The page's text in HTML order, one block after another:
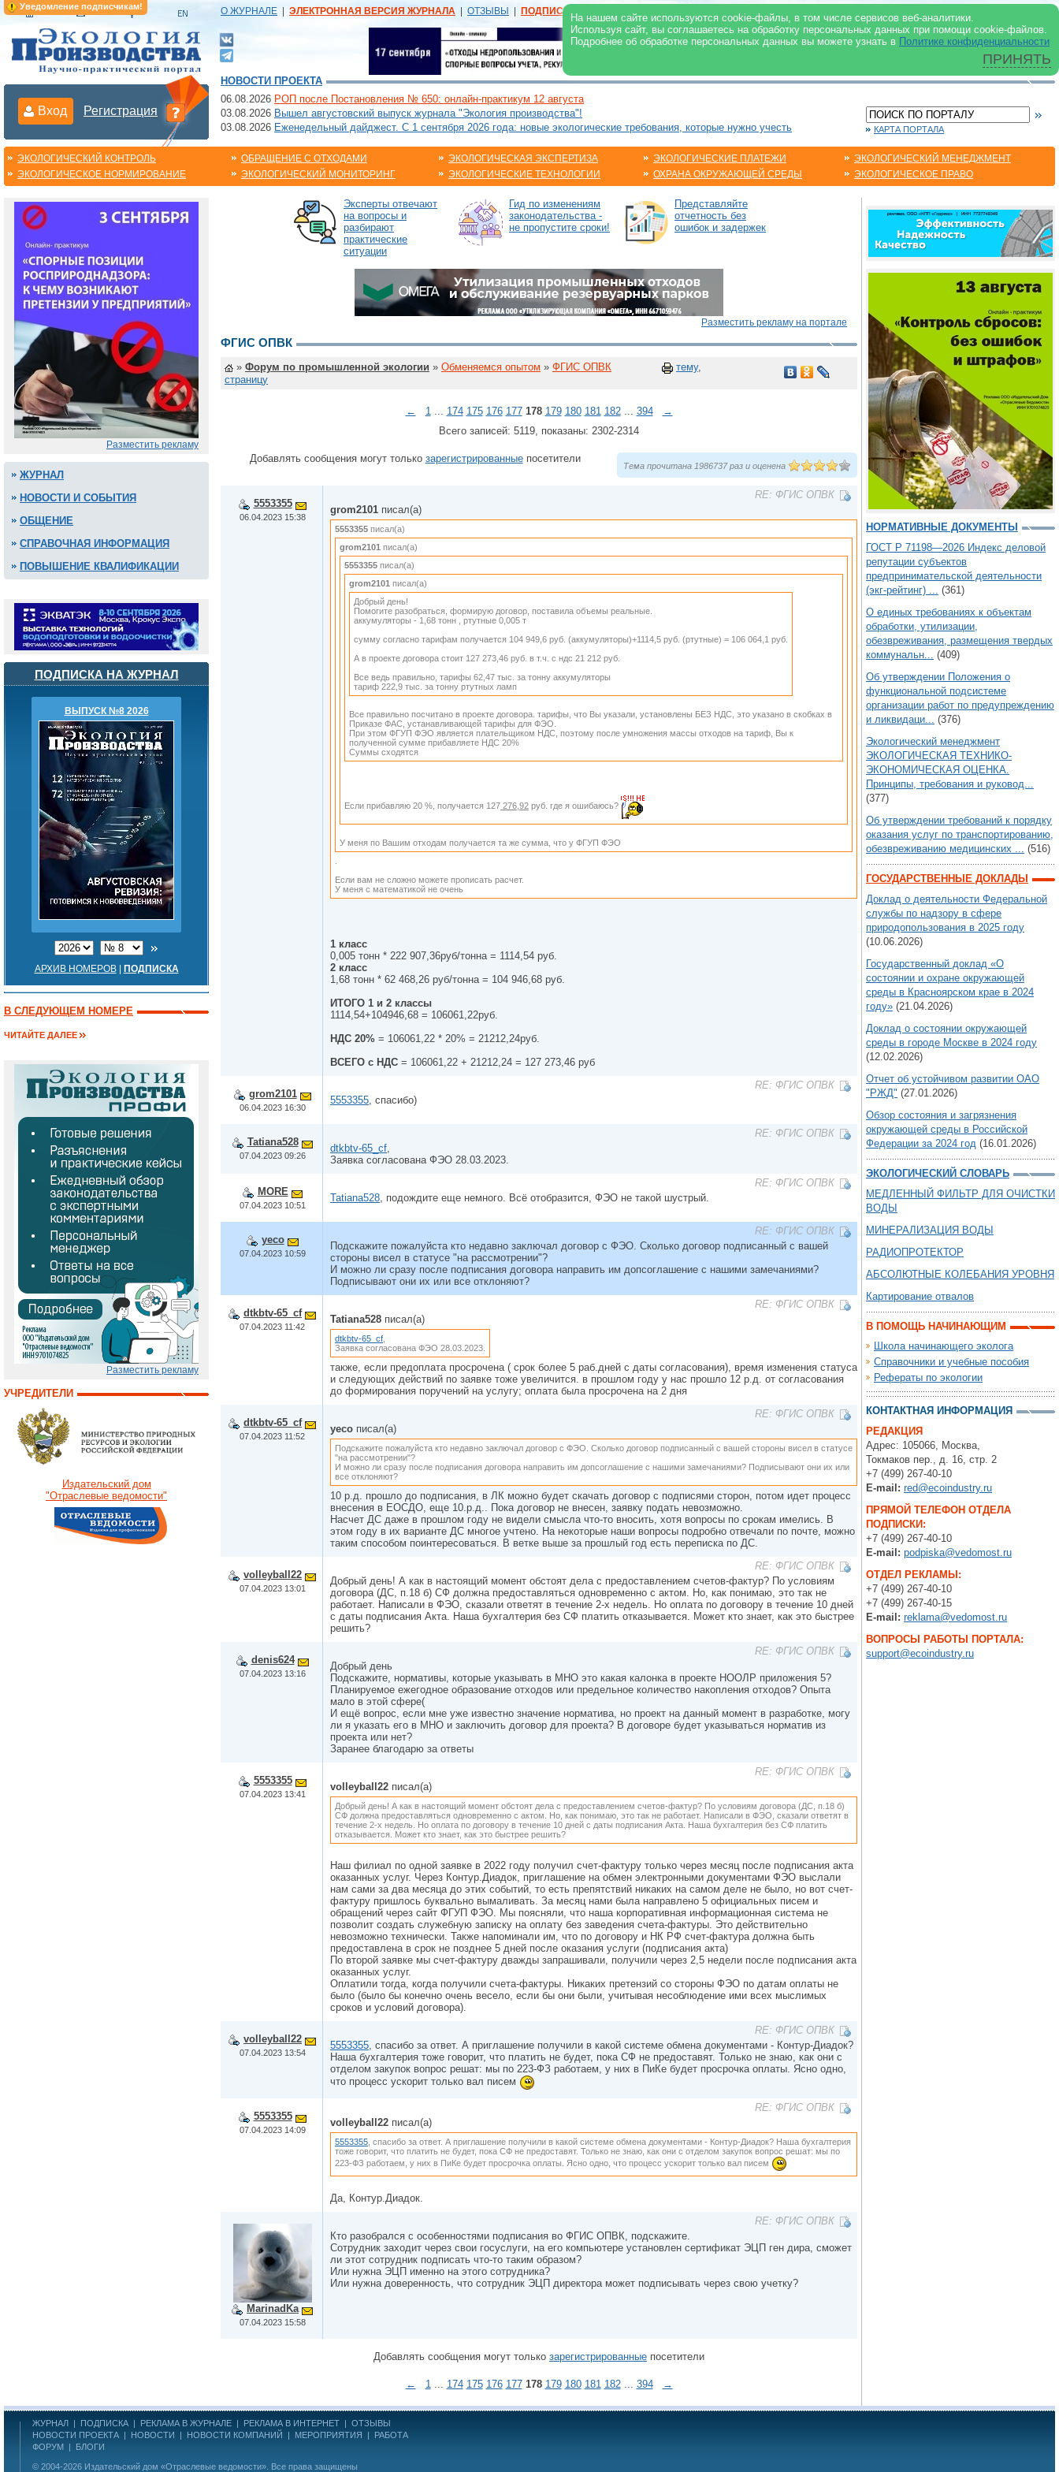
Уведомление подписчикам!
На нашем сайте используются cookie-файлы, в том числе сервисов веб-аналитики.
Используя сайт, вы соглашаетесь на обработку персональных данных при помощи cookie-файлов.
Подробнее об обработке персональных данных вы можете узнать в Политике конфиденциальности
ПРИНЯТЬ
О ЖУРНАЛЕ ЭЛЕКТРОННАЯ ВЕРСИЯ ЖУРНАЛА ОТЗЫВЫ ПОДПИСКА | В ЖУРНАЛЕ В ИНТЕРНЕТ
Вход Регистрация
НОВОСТИ ПРОЕКТА
06.08.2026 РОП после Постановления № 650: онлайн-практикум 12 августа
03.08.2026 Вышел августовский выпуск журнала "Экология производства"!
03.08.2026 Еженедельный дайджест. С 1 сентября 2026 года: новые экологические требования, которые нужно учесть КАРТА ПОРТАЛА
ЭКОЛОГИЧЕСКИЙ КОНТРОЛЬ
ЭКОЛОГИЧЕСКОЕ НОРМИРОВАНИЕ
ОБРАЩЕНИЕ С ОТХОДАМИ
ЭКОЛОГИЧЕСКИЙ МОНИТОРИНГ
ЭКОЛОГИЧЕСКАЯ ЭКСПЕРТИЗА
ЭКОЛОГИЧЕСКИЕ ТЕХНОЛОГИИ
ЭКОЛОГИЧЕСКИЕ ПЛАТЕЖИ
ОХРАНА ОКРУЖАЮЩЕЙ СРЕДЫ
ЭКОЛОГИЧЕСКИЙ МЕНЕДЖМЕНТ
ЭКОЛОГИЧЕСКОЕ ПРАВО
Разместить рекламу
ЖУРНАЛ
НОВОСТИ И СОБЫТИЯ
ОБЩЕНИЕ
СПРАВОЧНАЯ ИНФОРМАЦИЯ
ПОВЫШЕНИЕ КВАЛИФИКАЦИИ
ПОДПИСКА НА ЖУРНАЛ
ВЫПУСК №8 2026
АРХИВ НОМЕРОВ| ПОДПИСКА
В СЛЕДУЮЩЕМ НОМЕРЕ
ЧИТАЙТЕ ДАЛЕЕ
Разместить рекламу
УЧРЕДИТЕЛИ
Издательский дом
"Отраслевые ведомости"
Эксперты отвечают
на вопросы и
разбирают
практические
ситуации
Гид по изменениям
законодательства -
не пропустите сроки!
Представляйте
отчетность без
ошибок и задержек
Разместить рекламу на портале
ФГИС ОПВК
» Форум по промышленной экологии » Обменяемся опытом » ФГИС ОПВК тему,
страницу
← 1... 174 175 176 177 178 179 180 181 182... 394
→
Всего записей: 5119, показаны: 2302-2314
Тема прочитана 1986737 раз и оценена
Добавлять сообщения могут только зарегистрированныепосетители
5553355
06.04.2023 15:38
RE: ФГИС ОПВК
grom2101 писал(а)
5553355 писал(а)
grom2101 писал(а)
5553355 писал(а)
grom2101 писал(а)
Добрый день!
Помогите разобраться, формирую договор, поставила объемы реальные.
аккумуляторы - 1,68 тонн , ртутные 0,005 т
сумму согласно тарифам получается 104 949,6 руб. (аккумуляторы)+1114,5 руб. (ртутные) = 106 064,1 руб.
А в проекте договора стоит 127 273,46 руб. в т.ч. с ндс 21 212 руб.
Все ведь правильно, тарифы 62,47 тыс. за тонну аккумуляторы
тариф 222,9 тыс. за тонну ртутных ламп
Все правильно посчитано в проекте договора. тарифы, что Вы указали, установлены БЕЗ НДС, это указано в скобках в
Приказе ФАС, устанавливающей тарифы для ФЭО.
При этом ФГУП ФЭО является плательщиком НДС, поэтому после умножения массы отходов на тариф, Вы к
полученной сумме прибавляете НДС 20%
Суммы сходятся
Если прибавляю 20 %, получается 127 276,92 руб. где я ошибаюсь?
У меня по Вашим отходам получается та же сумма, что у ФГУП ФЭО
Если вам не сложно можете прописать расчет.
У меня с математикой не очень
1 класс
0,005 тонн * 222 907,36руб/тонна = 1114,54 руб.
2 класс
1,68 тонн * 62 468,26 руб/тонна = 104 946,68 руб.
ИТОГО 1 и 2 классы
1114,54+104946,68 = 106061,22руб.
НДС 20% = 106061,22 * 20% = 21212,24руб.
ВСЕГО с НДС = 106061,22 + 21212,24 = 127 273,46 руб
grom2101
06.04.2023 16:30
RE: ФГИС ОПВК
5553355, спасибо)
Tatiana528
07.04.2023 09:26
RE: ФГИС ОПВК
dtkbtv-65_cf,
Заявка согласована ФЭО 28.03.2023.
MORE
07.04.2023 10:51
RE: ФГИС ОПВК
Tatiana528, подождите еще немного. Всё отобразится, ФЭО не такой шустрый.
yeco
07.04.2023 10:59
RE: ФГИС ОПВК
Подскажите пожалуйста кто недавно заключал договор с ФЭО. Сколько договор подписанный с вашей
стороны висел в статусе "на рассмотрении"?
И можно ли сразу после подписания договора направить им допсоглашение с нашими замечаниями?
Подписывают они их или все отклоняют?
dtkbtv-65_cf
07.04.2023 11:42
RE: ФГИС ОПВК
Tatiana528 писал(а)
dtkbtv-65_cf
Заявка согласована ФЭО 28.03.2023.
также, если предоплата просрочена ( срок более 5 раб.дней с даты согласования), время изменения статуса
и следующих действий по заявке тоже увеличится. в прошлом году у нас прошло 12 р.д. от согласования
до формирования поручений на услугу; оплата была просрочена на 2 дня
dtkbtv-65_cf
07.04.2023 11:52
RE: ФГИС ОПВК
yeco писал(а)
Подскажите пожалуйста кто недавно заключал договор с ФЭО. Сколько договор подписанный с вашей стороны висел в статусе
"на рассмотрении"?
И можно ли сразу после подписания договора направить им допсоглашение с нашими замечаниями? Подписывают они их или
все отклоняют?
10 р.д. прошло до подписания, в ЛК можно будет скачать договор с подписями сторон, потом идет процесс
внесения в ЕОСДО, еще 10.р.д.. Пока договор не внесен, заявку подать невозможно.
Насчет ДС даже в прошлом году не видели смысла что-то вносить, хотя вопросы по срокам имелись. В
этом году в их варианте ДС многое учтено. На некоторые наши вопросы подробно отвечали по почте, можно
таким способом поинтересоваться. В ветке выше за прошлый год есть переписка по ДС.
volleyball22
07.04.2023 13:01
RE: ФГИС ОПВК
Добрый день! А как в настоящий момент обстоят дела с предоставлением счетов-фактур? По условиям
договора (ДС, п.18 б) СФ должна предоставляться одновременно с актом. Но, как понимаю, это так не
работает. Написали в ФЭО, сказали ответят в течение 2-х недель. Но оплата по договору в течение 10 дней
с даты подписания Акта. Наша бухгалтерия без СФ платить отказывается. Может кто знает, как это быстрее
решить?
denis624
07.04.2023 13:16
RE: ФГИС ОПВК
Добрый день
Подскажите, нормативы, которые указывать в МНО это какая калонка в проекте НООЛР приложения 5?
Планируемое ежегодное образование отходов или предельное количество накопления отходов? Опыта
мало в этой сфере(
И ещё вопрос, если мне уже известно значение норматива, но проект на данный момент в разработке, могу
ли я указать его в МНО и заключить договор для проекта? В договоре будет указываться норматив из
проекта или нет?
Заранее благодарю за ответы
5553355
07.04.2023 13:41
RE: ФГИС ОПВК
volleyball22 писал(а)
Добрый день! А как в настоящий момент обстоят дела с предоставлением счетов-фактур? По условиям договора (ДС, п.18 б)
СФ должна предоставляться одновременно с актом. Но, как понимаю, это так не работает. Написали в ФЭО, сказали ответят в
течение 2-х недель. Но оплата по договору в течение 10 дней с даты подписания Акта. Наша бухгалтерия без СФ платить
отказывается. Может кто знает, как это быстрее решить?
Наш филиал по одной заявке в 2022 году получил счет-фактуру только через месяц после подписания акта
оказанных услуг. Через Контур.Диадок, приглашение на обмен электронными документами ФЭО выслали
нам сами за два месяца до этих событий, то есть препятствий никаких на самом деле не было, но вот счет-
фактуру пришлось буквально вымаливать. За месяц нами была направлено 5 официальных писем и
обращений через сайт ФГУП ФЭО. Мы поясняли, что наша корпоративная информационная система не
позволит создать служебную записку на оплату без заведения счета-фактуры. Это действительно
невозможно технически. Также напоминали им, что по договору и НК РФ счет-фактура должна быть
предоставлена в срок не позднее 5 дней после оказания услуги (подписания акта)
По второй заявке мы счет-фактуру дважды запрашивали, получили через 2,5 недели после подписания акта
оказанных услуг.
Оплатили тогда, когда получили счета-фактуры. Никаких претензий со стороны ФЭО по датам оплаты не
было (было бы конечно очень весело, если бы они были, учитывая несоблюдение ими всех мыслимых
сроков и условий договора).
volleyball22
07.04.2023 13:54
RE: ФГИС ОПВК
5553355, спасибо за ответ. А приглашение получили в какой системе обмена документами - Контур-Диадок?
Наша бухгалтерия тоже говорит, что платить не будет, пока СФ не предоставят. Только не знаю, как они с
отделом закупок вопрос решат: мы по 223-ФЗ работаем, у них в ПиКе будет просрочка оплаты. Ясно одно,
что процесс ускорит только вал писем
5553355
07.04.2023 14:09
RE: ФГИС ОПВК
volleyball22 писал(а)
5553355 , спасибо за ответ. А приглашение получили в какой системе обмена документами - Контур-Диадок? Наша бухгалтерия
тоже говорит, что платить не будет, пока СФ не предоставят. Только не знаю, как они с отделом закупок вопрос решат: мы по
223-ФЗ работаем, у них в ПиКе будет просрочка оплаты. Ясно одно, что процесс ускорит только вал писем
Да, Контур.Диадок.
MarinadKa
07.04.2023 15:58
RE: ФГИС ОПВК
Кто разобрался с особенностями подписания во ФГИС ОПВК, подскажите.
Сотрудник заходит через свои госуслуги, на его компьютере установлен сертификат ЭЦП ген дира, сможет
ли этот сотрудник подписать что-то таким образом?
Или нужна ЭЦП именно на этого сотрудника?
Или нужна доверенность, что сотрудник ЭЦП директора может подписывать через свою учетку?
Добавлять сообщения могут только зарегистрированные посетители
← 1... 174 175 176 177 178 179 180 181 182... 394 →
НОРМАТИВНЫЕ ДОКУМЕНТЫ
ГОСТ Р 71198—2026 Индекс деловой
репутации субъектов
предпринимательской деятельности
(экг-рейтинг) ... (361)
О единых требованиях к объектам
обработки, утилизации,
обезвреживания, размещения твердых
коммунальн... (409)
Об утверждении Положения о
функциональной подсистеме
организации работ по предупреждению
и ликвидаци... (376)
Экологический менеджмент
ЭКОЛОГИЧЕСКАЯ ТЕХНИКО-
ЭКОНОМИЧЕСКАЯ ОЦЕНКА.
Принципы, требования и руковод...
(377)
Об утверждении требований к порядку
оказания услуг по транспортированию,
обезвреживанию медицинских ... (516)
ГОСУДАРСТВЕННЫЕ ДОКЛАДЫ
Доклад о деятельности Федеральной
службы по надзору в сфере
природопользования в 2025 году
(10.06.2026)
Государственный доклад «О
состоянии и охране окружающей
среды в Красноярском крае в 2024
году» (21.04.2026)
Доклад о состоянии окружающей
среды в городе Москве в 2024 году
(12.02.2026)
Отчет об устойчивом развитии ОАО
"РЖД" (27.01.2026)
Обзор состояния и загрязнения
окружающей среды в Российской
Федерации за 2024 год (16.01.2026)
ЭКОЛОГИЧЕСКИЙ СЛОВАРЬ
МЕДЛЕННЫЙ ФИЛЬТР ДЛЯ ОЧИСТКИ
ВОДЫ
МИНЕРАЛИЗАЦИЯ ВОДЫ
РАДИОПРОТЕКТОР
АБСОЛЮТНЫЕ КОЛЕБАНИЯ УРОВНЯ
Картирование отвалов
В ПОМОЩЬ НАЧИНАЮЩИМ
Школа начинающего эколога
Справочники и учебные пособия
Рефераты по экологии
КОНТАКТНАЯ ИНФОРМАЦИЯ
РЕДАКЦИЯ
Адрес: 105066, Москва,
Токмаков пер., д. 16, стр. 2
+7 (499) 267-40-10
E-mail: red@ecoindustry.ru
ПРЯМОЙ ТЕЛЕФОН ОТДЕЛА
ПОДПИСКИ:
+7 (499) 267-40-10
E-mail: podpiska@vedomost.ru
ОТДЕЛ РЕКЛАМЫ:
+7 (499) 267-40-10
+7 (499) 267-40-15
E-mail: reklama@vedomost.ru
ВОПРОСЫ РАБОТЫ ПОРТАЛА:
support@ecoindustry.ru
ЖУРНАЛ | ПОДПИСКА | РЕКЛАМА В ЖУРНАЛЕ | РЕКЛАМА В ИНТЕРНЕТ | ОТЗЫВЫ
НОВОСТИ ПРОЕКТА | НОВОСТИ | НОВОСТИ КОМПАНИЙ | МЕРОПРИЯТИЯ | РАБОТА
ФОРУМ | БЛОГИ
© 2004-2026 Издательский дом «Отраслевые ведомости» . Все права защищены